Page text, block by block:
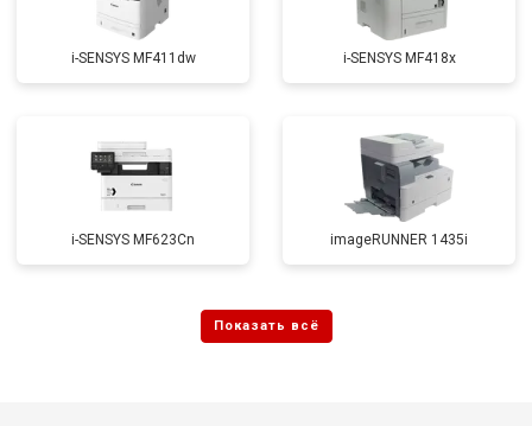
i-SENSYS MF411dw i-SENSYS MF418x
i-SENSYS MF623Cn imageRUNNER 1435i